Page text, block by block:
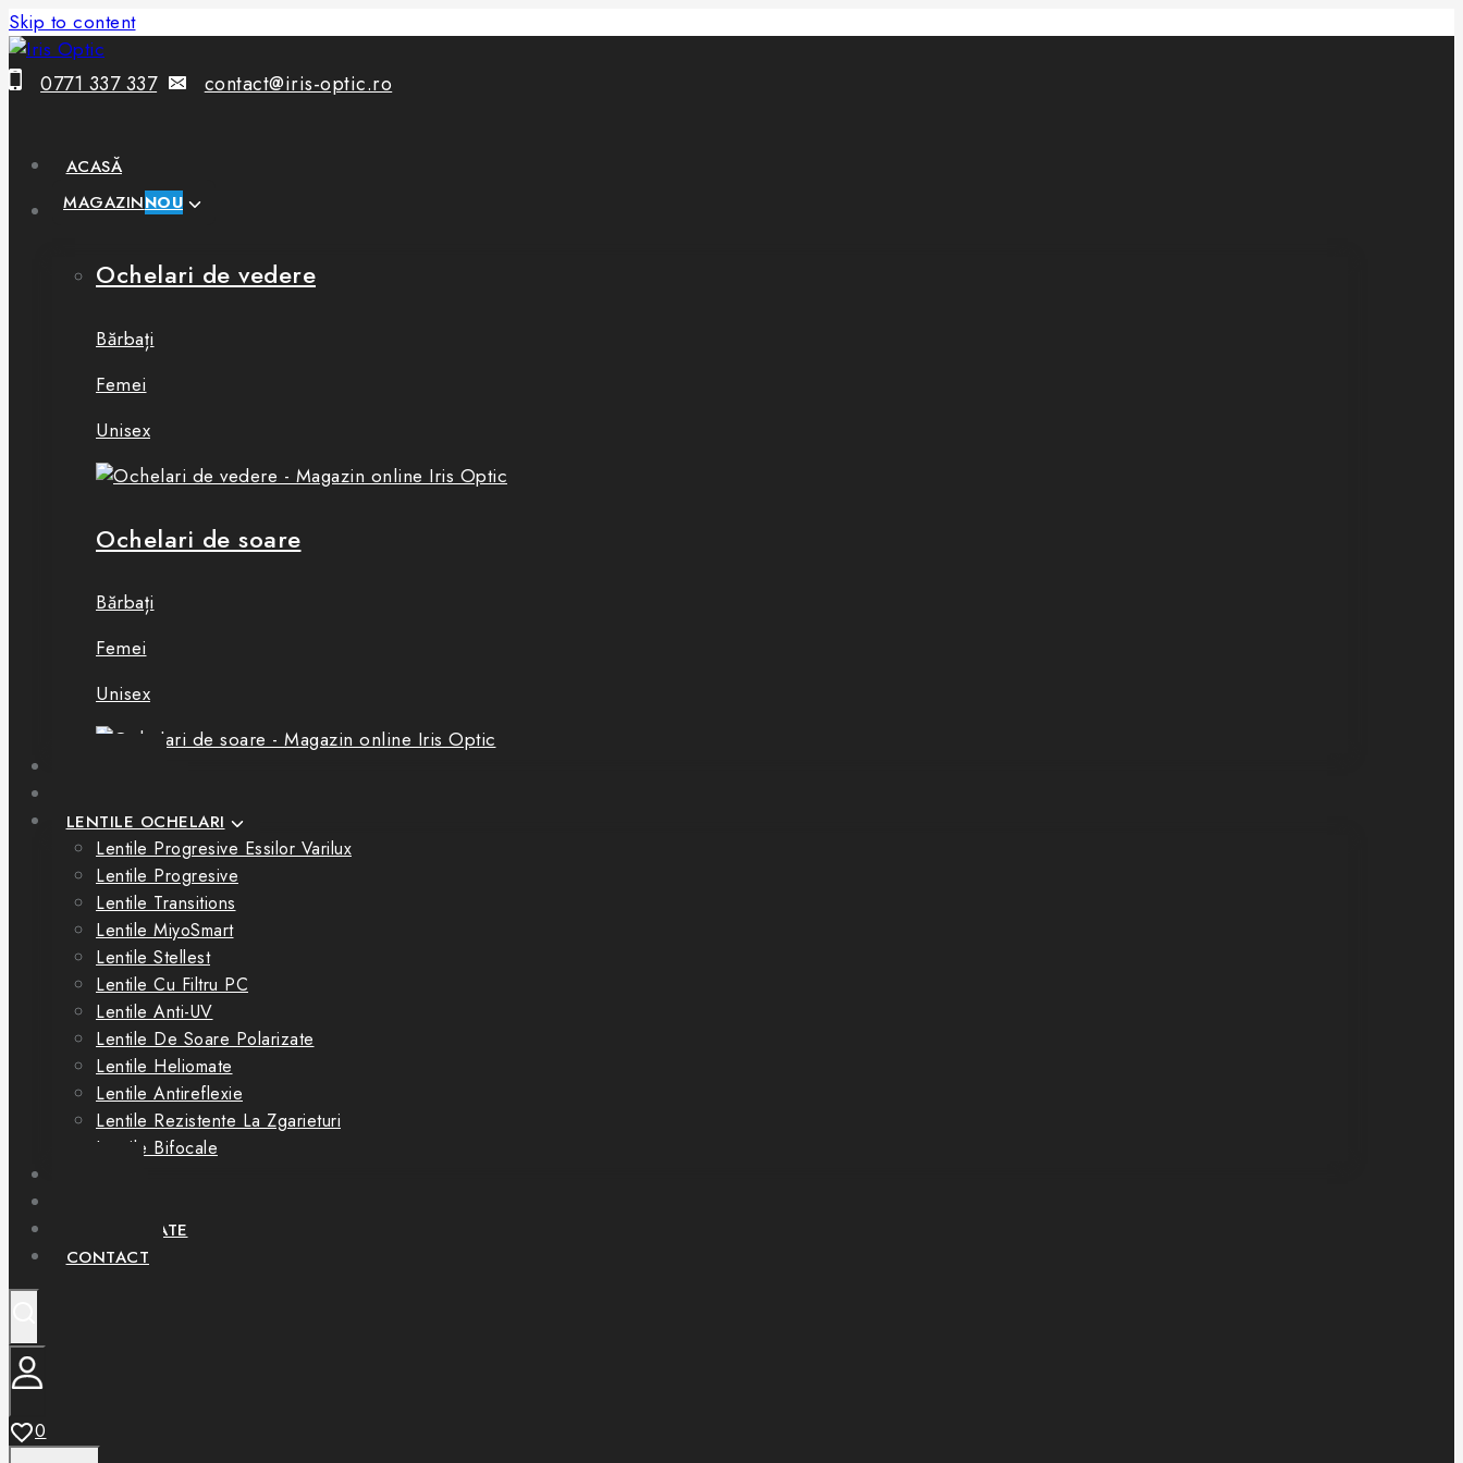
Skip to content
0771 337 337 contact@iris-optic.ro
ACASĂ
MAGAZINNOU
Ochelari de vedere
Bărbați
Femei
Unisex
Ochelari de soare
Bărbați
Femei
Unisex
LENTILE OCHELARI
Lentile Progresive Essilor Varilux
Lentile Progresive
Lentile Transitions
Lentile MiyoSmart
Lentile Stellest
Lentile Cu Filtru PC
Lentile Anti-UV
Lentile De Soare Polarizate
Lentile Heliomate
Lentile Antireflexie
Lentile Rezistente La Zgarieturi
Lentile Bifocale
PARTENERIATE
CONTACT
0